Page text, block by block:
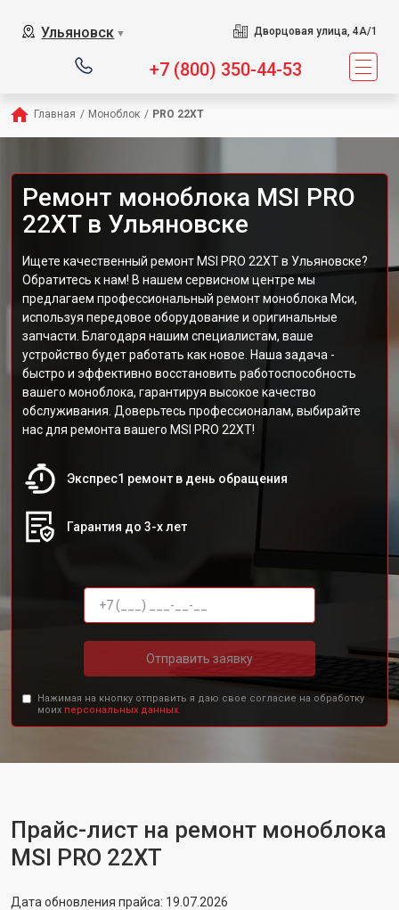
Ульяновск ▼ Дворцовая улица, 4А/1
+7 (800) 350-44-53
Главная / Моноблок / PRO 22XT
Ремонт моноблока MSI PRO
22XT в Ульяновске
Ищете качественный ремонт MSI PRO 22XT в Ульяновске?
Обратитесь к нам! В нашем сервисном центре мы
предлагаем профессиональный ремонт моноблока Мси,
используя передовое оборудование и оригинальные
запчасти. Благодаря нашим специалистам, ваше
устройство будет работать как новое. Наша задача -
быстро и эффективно восстановить работоспособность
вашего моноблока, гарантируя высокое качество
обслуживания. Доверьтесь профессионалам, выбирайте
нас для ремонта вашего MSI PRO 22XT!
Экспрес1 ремонт в день обращения
Гарантия до 3-х лет
Отправить заявку
Нажимая на кнопку отправить я даю свое согласие на обработку
моих персональных данных.
Прайс-лист на ремонт моноблока
MSI PRO 22XT
Дата обновления прайса: 19.07.2026